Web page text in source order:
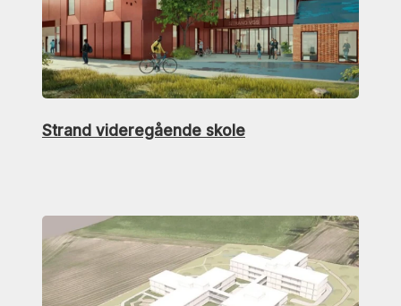
Strand videregående skole